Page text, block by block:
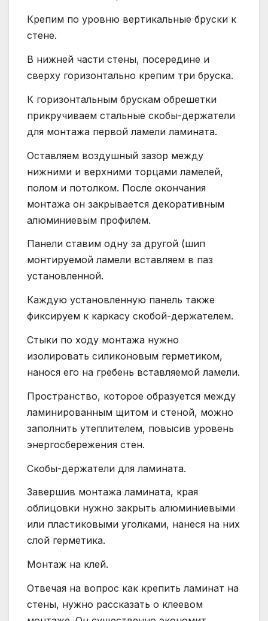
Крепим по уровню вертикальные бруски к
стене.
В нижней части стены, посередине и
сверху горизонтально крепим три бруска.
К горизонтальным брускам обрешетки
прикручиваем стальные скобы-держатели
для монтажа первой ламели ламината.
Оставляем воздушный зазор между
нижними и верхними торцами ламелей,
полом и потолком. После окончания
монтажа он закрывается декоративным
алюминиевым профилем.
Панели ставим одну за другой (шип
монтируемой ламели вставляем в паз
установленной.
Каждую установленную панель также
фиксируем к каркасу скобой-держателем.
Стыки по ходу монтажа нужно
изолировать силиконовым герметиком,
нанося его на гребень вставляемой ламели.
Пространство, которое образуется между
ламинированным щитом и стеной, можно
заполнить утеплителем, повысив уровень
энергосбережения стен.
Скобы-держатели для ламината.
Завершив монтажа ламината, края
облицовки нужно закрыть алюминиевыми
или пластиковыми уголками, нанеся на них
слой герметика.
Монтаж на клей.
Отвечая на вопрос как крепить ламинат на
стены, нужно рассказать о клеевом